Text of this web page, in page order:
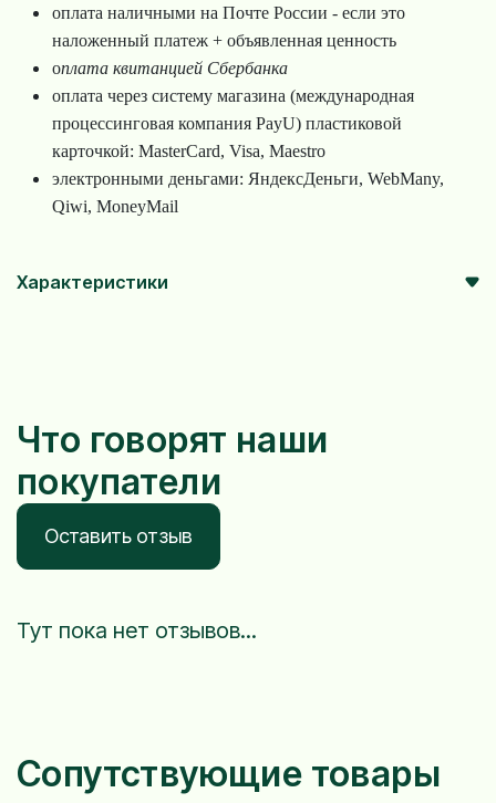
оплата наличными на Почте России - если это
наложенный платеж + объявленная ценность
оплата квитанцией Сбербанка
оплата через систему магазина (международная
процессинговая компания PayU) пластиковой
карточкой: MasterCard, Visa, Maestro
электронными деньгами: ЯндексДеньги, WebMany,
Qiwi, MoneyMail
Характеристики
Что говорят наши
покупатели
Оставить отзыв
Тут пока нет отзывов...
Сопутствующие товары